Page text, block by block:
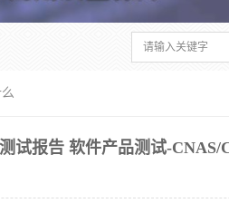
试报告 软件产品测试-